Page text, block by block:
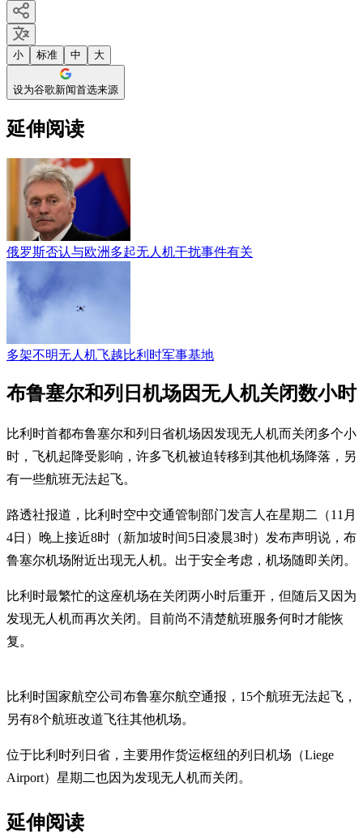
小 标准 中 大
设为谷歌新闻首选来源
延伸阅读
俄罗斯否认与欧洲多起无人机干扰事件有关
多架不明无人机飞越比利时军事基地
布鲁塞尔和列日机场因无人机关闭数小时
比利时首都布鲁塞尔和列日省机场因发现无人机而关闭多个小
时，飞机起降受影响，许多飞机被迫转移到其他机场降落，另
有一些航班无法起飞。
路透社报道，比利时空中交通管制部门发言人在星期二（11月
4日）晚上接近8时（新加坡时间5日凌晨3时）发布声明说，布
鲁塞尔机场附近出现无人机。出于安全考虑，机场随即关闭。
比利时最繁忙的这座机场在关闭两小时后重开，但随后又因为
发现无人机而再次关闭。目前尚不清楚航班服务何时才能恢
复。
比利时国家航空公司布鲁塞尔航空通报，15个航班无法起飞，
另有8个航班改道飞往其他机场。
位于比利时列日省，主要用作货运枢纽的列日机场（Liege
Airport）星期二也因为发现无人机而关闭。
延伸阅读